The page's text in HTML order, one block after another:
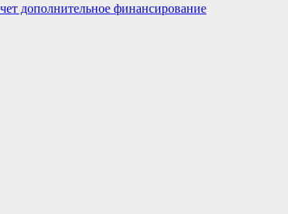
дополнительное финансирование